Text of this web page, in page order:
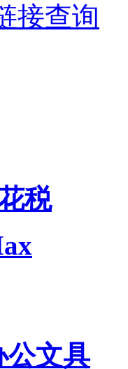
接查询
税
公文具